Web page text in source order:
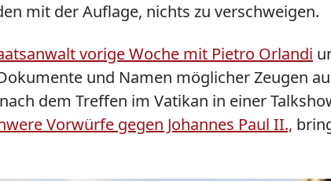
mit der Auflage, nichts zu verschweigen.
vorige Woche mit Pietro Orlandi
und Namen möglicher Zeugen
dem Treffen im Vatikan in einer
Vorwürfe gegen Johannes Paul II.,